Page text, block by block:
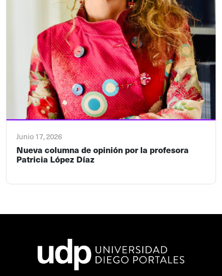
Junio 17, 2026
Nueva columna de opinión por la profesora
Patricia López Díaz